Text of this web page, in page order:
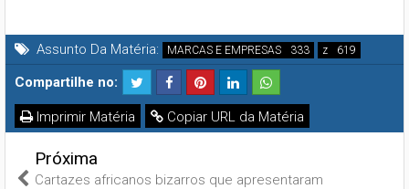
Assunto Da Matéria: MARCAS E EMPRESAS z
Compartilhe no:
Copiar URL da Matéria
Imprimir Matéria
Próxima
Cartazes africanos bizarros que apresentaram